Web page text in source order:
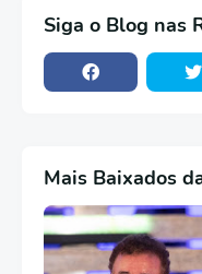
Siga o Blog nas
Mais Baixados